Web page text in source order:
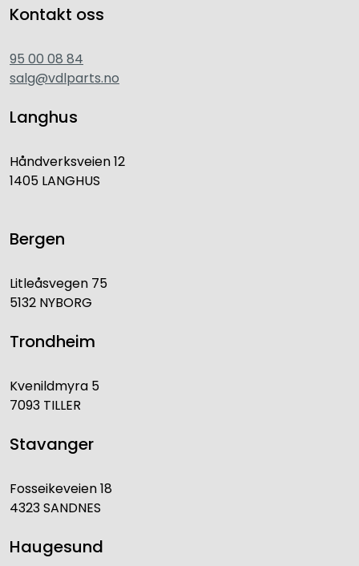
Kontakt oss
95 00 08 84
salg@vdlparts.no
Langhus
Håndverksveien 12
1405 LANGHUS
Bergen
Litleåsvegen 75
5132 NYBORG
Trondheim
Kvenildmyra 5
7093 TILLER
Stavanger
Fosseikeveien 18
4323 SANDNES
Haugesund